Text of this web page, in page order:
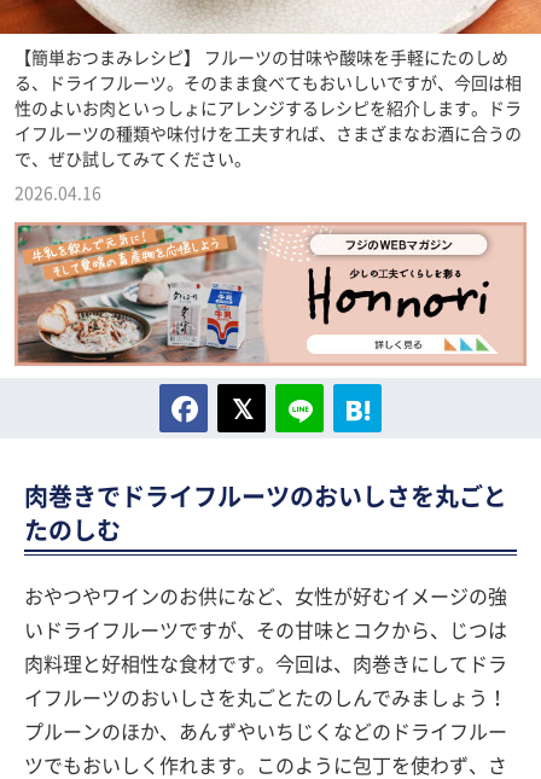
【簡単おつまみレシピ】 フルーツの甘味や酸味を手軽にたのしめ
る、ドライフルーツ。そのまま食べてもおいしいですが、今回は相
性のよいお肉といっしょにアレンジするレシピを紹介します。ドラ
イフルーツの種類や味付けを工夫すれば、さまざまなお酒に合うの
で、ぜひ試してみてください。
2026.04.16
肉巻きでドライフルーツのおいしさを丸ごと
たのしむ
おやつやワインのお供になど、女性が好むイメージの強
いドライフルーツですが、その甘味とコクから、じつは
肉料理と好相性な食材です。今回は、肉巻きにしてドラ
イフルーツのおいしさを丸ごとたのしんでみましょう！
プルーンのほか、あんずやいちじくなどのドライフルー
ツでもおいしく作れます。このように包丁を使わず、さ